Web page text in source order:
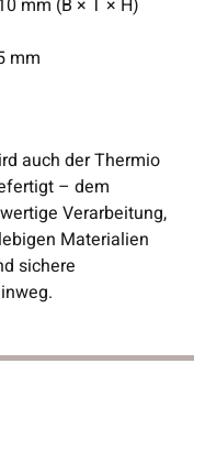
mm
auch der Thermio
– dem
Verarbeitung,
Materialien
sichere